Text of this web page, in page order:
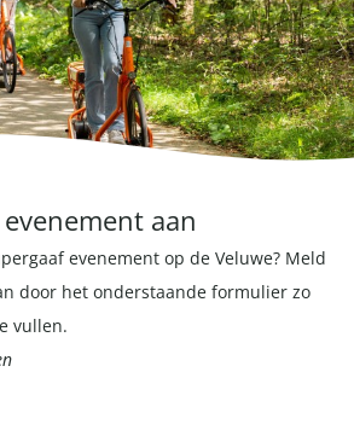
aan
evenement op de Veluwe? Meld
door het onderstaande formulier zo
vullen.